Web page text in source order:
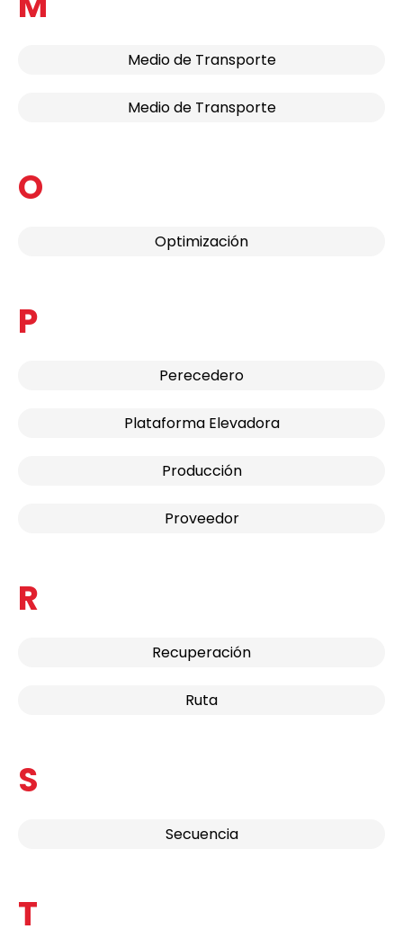
Medio de Transporte
Medio de Transporte
O
Optimización
P
Perecedero
Plataforma Elevadora
Producción
Proveedor
R
Recuperación
Ruta
S
Secuencia
T